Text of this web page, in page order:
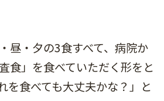
昼・夕の3食すべて、病院か
食」を食べていただく形をと
を食べても大丈夫かな？」と